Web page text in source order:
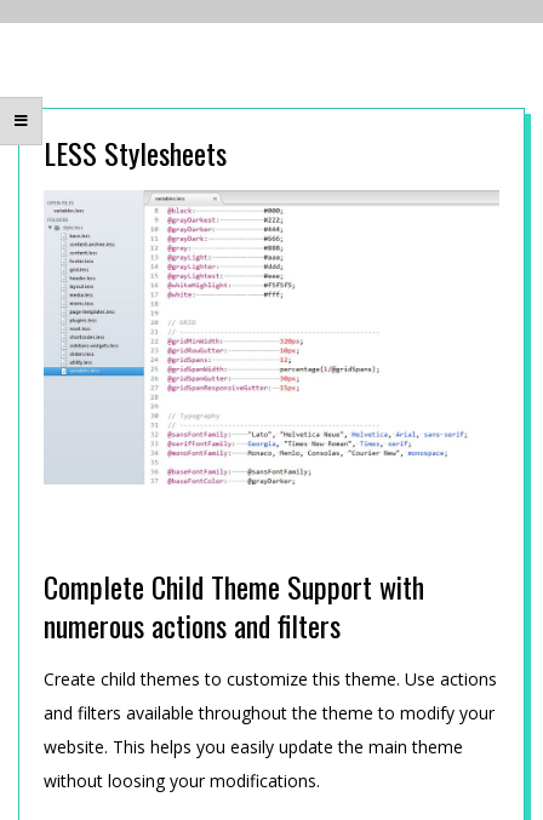
-
T
E
A
M
U
D
T
E
C
H
LESS Stylesheets
Complete Child Theme Support with
numerous actions and filters
Create child themes to customize this theme. Use actions
and filters available throughout the theme to modify your
website. This helps you easily update the main theme
without loosing your modifications.